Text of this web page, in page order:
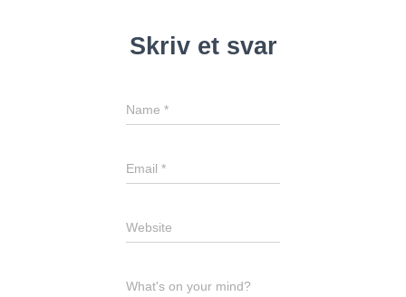
Skriv et svar
Name *
Email *
Website
What's on your mind?